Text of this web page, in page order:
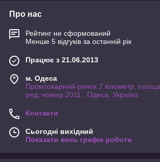
Про нас
Рейтинг не сформований
Менше 5 відгуків за останній рік
Працює з 21.06.2013
м. Одеса
Промтоварний-ринок 7 кілометр,
ряд, номер 2011., Одеса, Україна
Контакти
Сьогодні вихідний
Показати весь графік роботи